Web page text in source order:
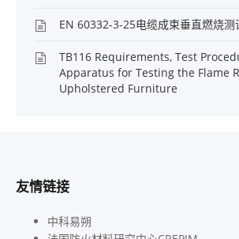
EN 60332-3-25电缆成束垂直燃烧测
TB116 Requirements, Test
Apparatus for Testing the Flame
Upholstered Furniture
友情链接
中科易朔